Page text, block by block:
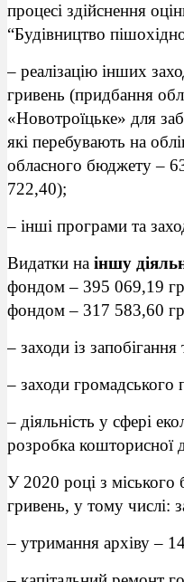
процесі здійснення
“Будівництво
– реалізацію інших
гривень (придбання
«Новотроїцьке» для
які перебувають на
обласного бюджету –
722,40);
– інші програми та
Видатки на іншу
фондом – 395 069,19
фондом – 317 583,60
– заходи із
– заходи громадського
– діяльність у сфері
розробка кошторисної
У 2020 році з
гривень, у тому числі:
– утримання архіву –